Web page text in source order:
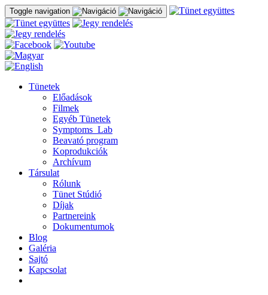
Toggle navigation
Tünetek
Előadások
Filmek
Egyéb Tünetek
Symptoms_Lab
Beavató program
Koprodukciók
Archívum
Társulat
Rólunk
Tünet Stúdió
Díjak
Partnereink
Dokumentumok
Blog
Galéria
Sajtó
Kapcsolat